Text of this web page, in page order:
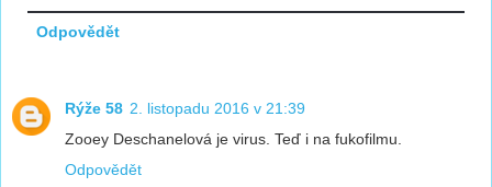
Odpovědět
Rýže 58 2. listopadu 2016 v 21:39
Zooey Deschanelová je virus. Teď i na fukofilmu.
Odpovědět